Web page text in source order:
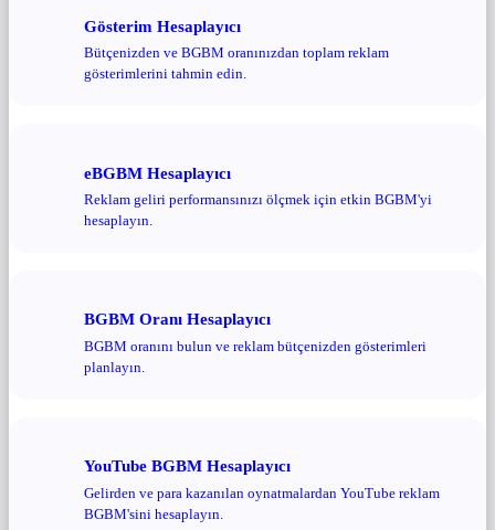
Gösterim Hesaplayıcı
Bütçenizden ve BGBM oranınızdan toplam reklam
gösterimlerini tahmin edin.
eBGBM Hesaplayıcı
Reklam geliri performansınızı ölçmek için etkin BGBM'yi
hesaplayın.
BGBM Oranı Hesaplayıcı
BGBM oranını bulun ve reklam bütçenizden gösterimleri
planlayın.
YouTube BGBM Hesaplayıcı
Gelirden ve para kazanılan oynatmalardan YouTube reklam
BGBM'sini hesaplayın.